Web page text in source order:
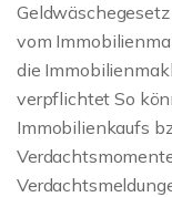
vom
die
verpflichtet So
Immobilienkaufs